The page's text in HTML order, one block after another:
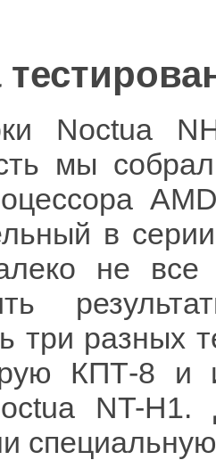
Noctua
мы
в
не
три разных
КПТ-8 и
NT-